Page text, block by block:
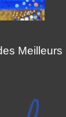
Meilleurs